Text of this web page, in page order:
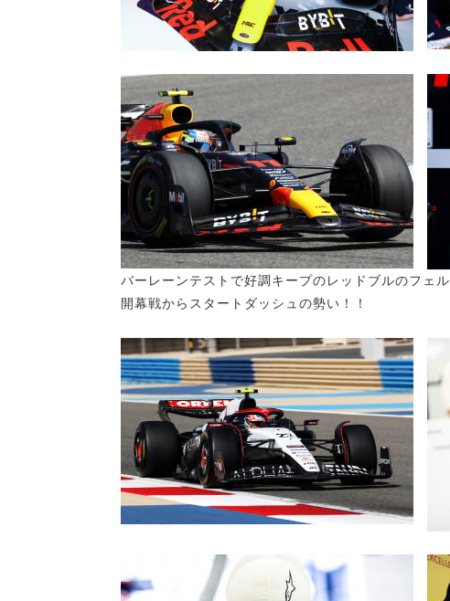
バーレーンテストで好調キープのレッドブルのフェ
開幕戦からスタートダッシュの勢い！！